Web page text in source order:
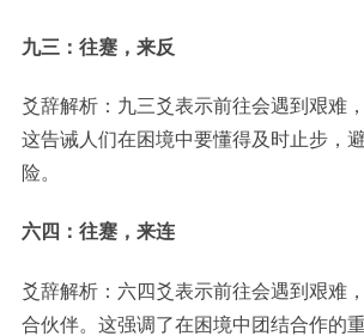
九三：往蹇，来反
爻辞解析：九三爻表示前往会遇到艰难
这告诫人们在困境中要懂得及时止步，
险。
六四：往蹇，来连
爻辞解析：六四爻表示前往会遇到艰难
合伙伴。这强调了在困境中团结合作的重